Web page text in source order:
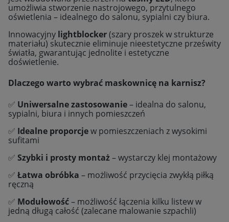
umożliwia stworzenie nastrojowego, przytulnego
oświetlenia – idealnego do salonu, sypialni czy biura.
Innowacyjny lightblocker(szary proszek w strukturze
materiału) skutecznie eliminuje nieestetyczne prześwity
światła, gwarantując jednolite i estetyczne
doświetlenie.
Dlaczego warto wybrać maskownicę na karnisz?
✅ Uniwersalne zastosowanie– idealna do salonu,
sypialni, biura i innych pomieszczeń
✅ Idealne proporcjew pomieszczeniach z wysokimi
sufitami
✅ Szybki i prosty montaż– wystarczy klej montażowy
✅ Łatwa obróbka – możliwość przycięcia zwykłą piłką
ręczną
✅ Modułowość– możliwość łączenia kilku listew w
jedną długą całość (zalecane malowanie szpachli)